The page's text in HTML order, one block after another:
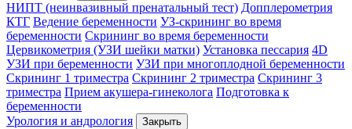
НИПТ (неинвазивный пренатальный тест) Допплерометрия
КТГ Ведение беременности УЗ-скрининг во время
беременности Скрининг во время беременности
Цервикометрия (УЗИ шейки матки) Установка пессария 4D
УЗИ при беременности УЗИ при многоплодной беременности
Скрининг 1 триместра Скрининг 2 триместра Скрининг 3
триместра Прием акушера-гинеколога Подготовка к
беременности
Урология и андрология
Закрыть